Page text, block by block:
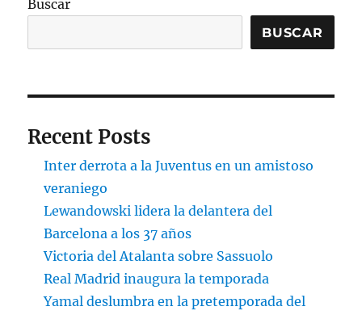
Buscar
BUSCAR
Recent Posts
Inter derrota a la Juventus en un amistoso
veraniego
Lewandowski lidera la delantera del
Barcelona a los 37 años
Victoria del Atalanta sobre Sassuolo
Real Madrid inaugura la temporada
Yamal deslumbra en la pretemporada del